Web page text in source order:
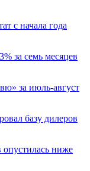
с начала года
за семь месяцев
за июль-август
базу дилеров
опустилась ниже